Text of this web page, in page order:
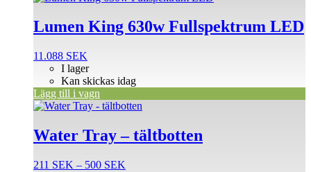
Lumen King 630w Fullspektrum LED
11.088 SEK
I lager
Kan skickas idag
Lägg till i vagn
Water Tray – tältbotten
211 SEK – 500 SEK
Den
produkten
har
varianter.